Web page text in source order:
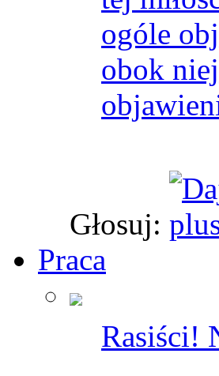
ogóle
obok
Głosuj:
Praca
Rasiści!